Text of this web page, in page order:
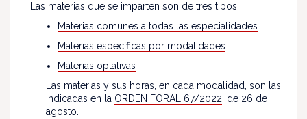
Las materias que se imparten son de tres tipos:
Materias comunes a todas las especialidades
Materias específicas por modalidades
Materias optativas
Las materias y sus horas, en cada modalidad, son las
indicadas en la ORDEN FORAL 67/2022 , de 26 de
agosto.